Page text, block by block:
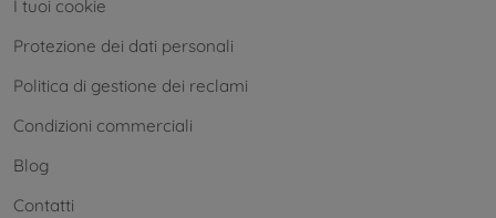
I tuoi cookie
Protezione dei dati personali
Politica di gestione dei reclami
Condizioni commerciali
Blog
Contatti